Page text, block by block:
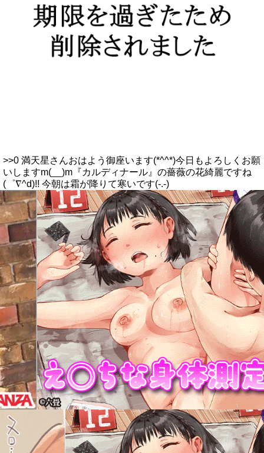
>>0 満天星さんおはよう御座います(*^^*)今日もよろしくお願
いしますm(__)m『カルディナール』の薔薇の花綺麗ですね
(゜∇^d)!! 今朝は霜が降りて寒いです(-.-)